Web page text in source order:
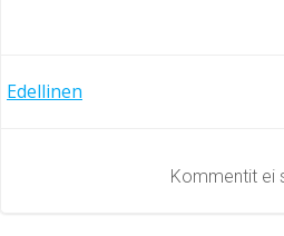
Artikkelien
Edellinen
Kommentit ei